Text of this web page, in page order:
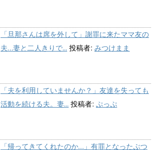
「旦那さんは席を外して」謝罪に来たママ友の
夫…妻と二人きりで... 投稿者: みつけまま
「夫を利用していませんか？」友達を失っても
活動を続ける夫。妻... 投稿者: ぷっぷ
「帰ってきてくれたのか…」有罪となったぶつ